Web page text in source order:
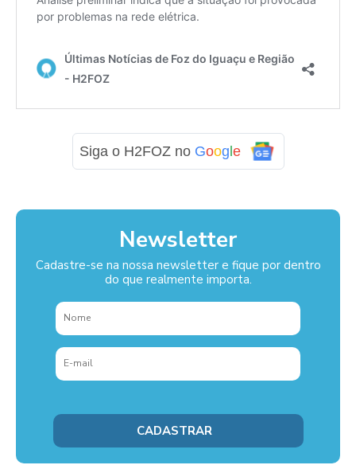
Siga o H2FOZ no Goog e
Newsletter
Cadastre-se na nossa newsletter e fique por dentro
do que realmente importa.